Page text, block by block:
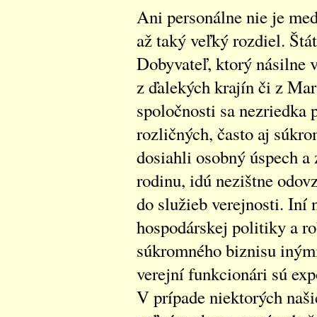
Ani personálne nie je
až taký veľký rozdiel.
Dobyvateľ, ktorý násilne
z ďalekých krajín či z
spoločnosti sa nezriedka
rozličných, často aj
dosiahli osobný úspech a
rodinu, idú nezištne
do služieb verejnosti. Iní
hospodárskej politiky a
súkromného biznisu
verejní funkcionári sú
V prípade niektorých